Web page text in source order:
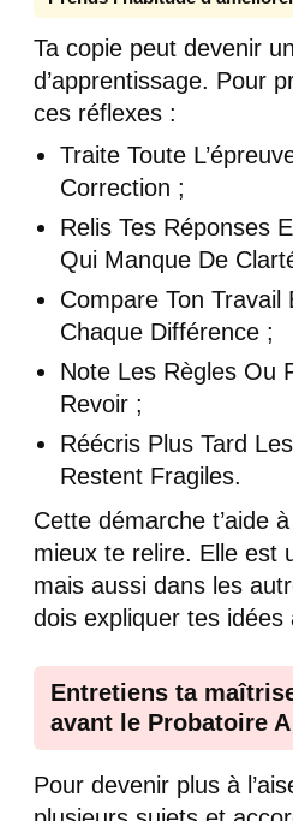
Ta copie peut devenir
d’apprentissage. Pour
ces réflexes :
Traite Toute
Correction ;
Relis Tes Réponses
Qui Manque De
Compare Ton Travail
Chaque Différence ;
Note Les Règles Ou
Revoir ;
Réécris Plus Tard
Restent Fragiles.
Cette démarche t’aide
mieux te relire. Elle est
mais aussi dans les
dois expliquer tes idées
Entretiens ta
avant le Probatoire A
Pour devenir plus à